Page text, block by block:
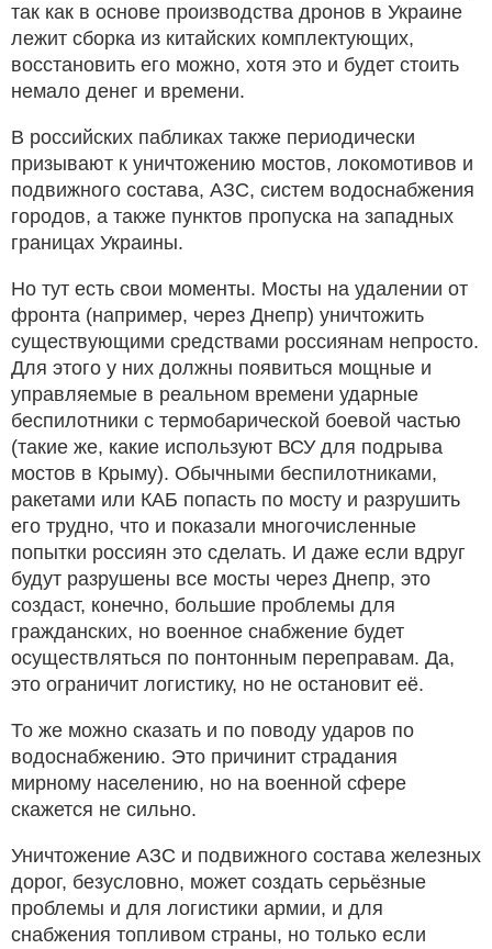
так как в основе производства дронов в Украине
лежит сборка из китайских комплектующих,
восстановить его можно, хотя это и будет стоить
немало денег и времени.
В российских пабликах также периодически
призывают к уничтожению мостов, локомотивов и
подвижного состава, АЗС, систем водоснабжения
городов, а также пунктов пропуска на западных
границах Украины.
Но тут есть свои моменты. Мосты на удалении от
фронта (например, через Днепр) уничтожить
существующими средствами россиянам непросто.
Для этого у них должны появиться мощные и
управляемые в реальном времени ударные
беспилотники с термобарической боевой частью
(такие же, какие используют ВСУ для подрыва
мостов в Крыму). Обычными беспилотниками,
ракетами или КАБ попасть по мосту и разрушить
его трудно, что и показали многочисленные
попытки россиян это сделать. И даже если вдруг
будут разрушены все мосты через Днепр, это
создаст, конечно, большие проблемы для
гражданских, но военное снабжение будет
осуществляться по понтонным переправам. Да,
это ограничит логистику, но не остановит её.
То же можно сказать и по поводу ударов по
водоснабжению. Это причинит страдания
мирному населению, но на военной сфере
скажется не сильно.
Уничтожение АЗС и подвижного состава железных
дорог, безусловно, может создать серьёзные
проблемы и для логистики армии, и для
снабжения топливом страны, но только если